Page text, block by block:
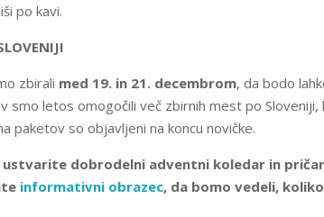
po kavi.
zbirali med 19. in 21. decembrom, da bodo
smo letos omogočili več zbirnih mest po
paketov so objavljeni na koncu novičke.
dobrodelni adventni koledar in
informativni obrazec, da bomo vedeli,